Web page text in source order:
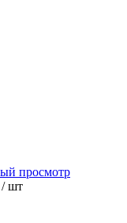
просмотр
/ шт